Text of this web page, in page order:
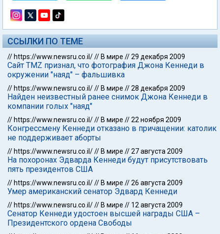
ССЫЛКИ ПО ТЕМЕ
// https://www.newsru.co.il/// В мире //29 декабря 2009
Сайт TMZ признал, что фотография Джона Кеннеди в
окружении "наяд" – фальшивка
// https://www.newsru.co.il/// В мире //28 декабря 2009
Найден неизвестный ранее снимок Джона Кеннеди в
компании голых "наяд"
// https://www.newsru.co.il/// В мире //22 ноября 2009
Конгрессмену Кеннеди отказано в причащении: католик
не поддерживает аборты
// https://www.newsru.co.il/// В мире //27 августа 2009
На похоронах Эдварда Кеннеди будут присутствовать
пять президентов США
// https://www.newsru.co.il/// В мире //26 августа 2009
Умер американский сенатор Эдвард Кеннеди
// https://www.newsru.co.il/// В мире // 12 августа 2009
Сенатор Кеннеди удостоен высшей награды США –
Президентского ордена Свободы